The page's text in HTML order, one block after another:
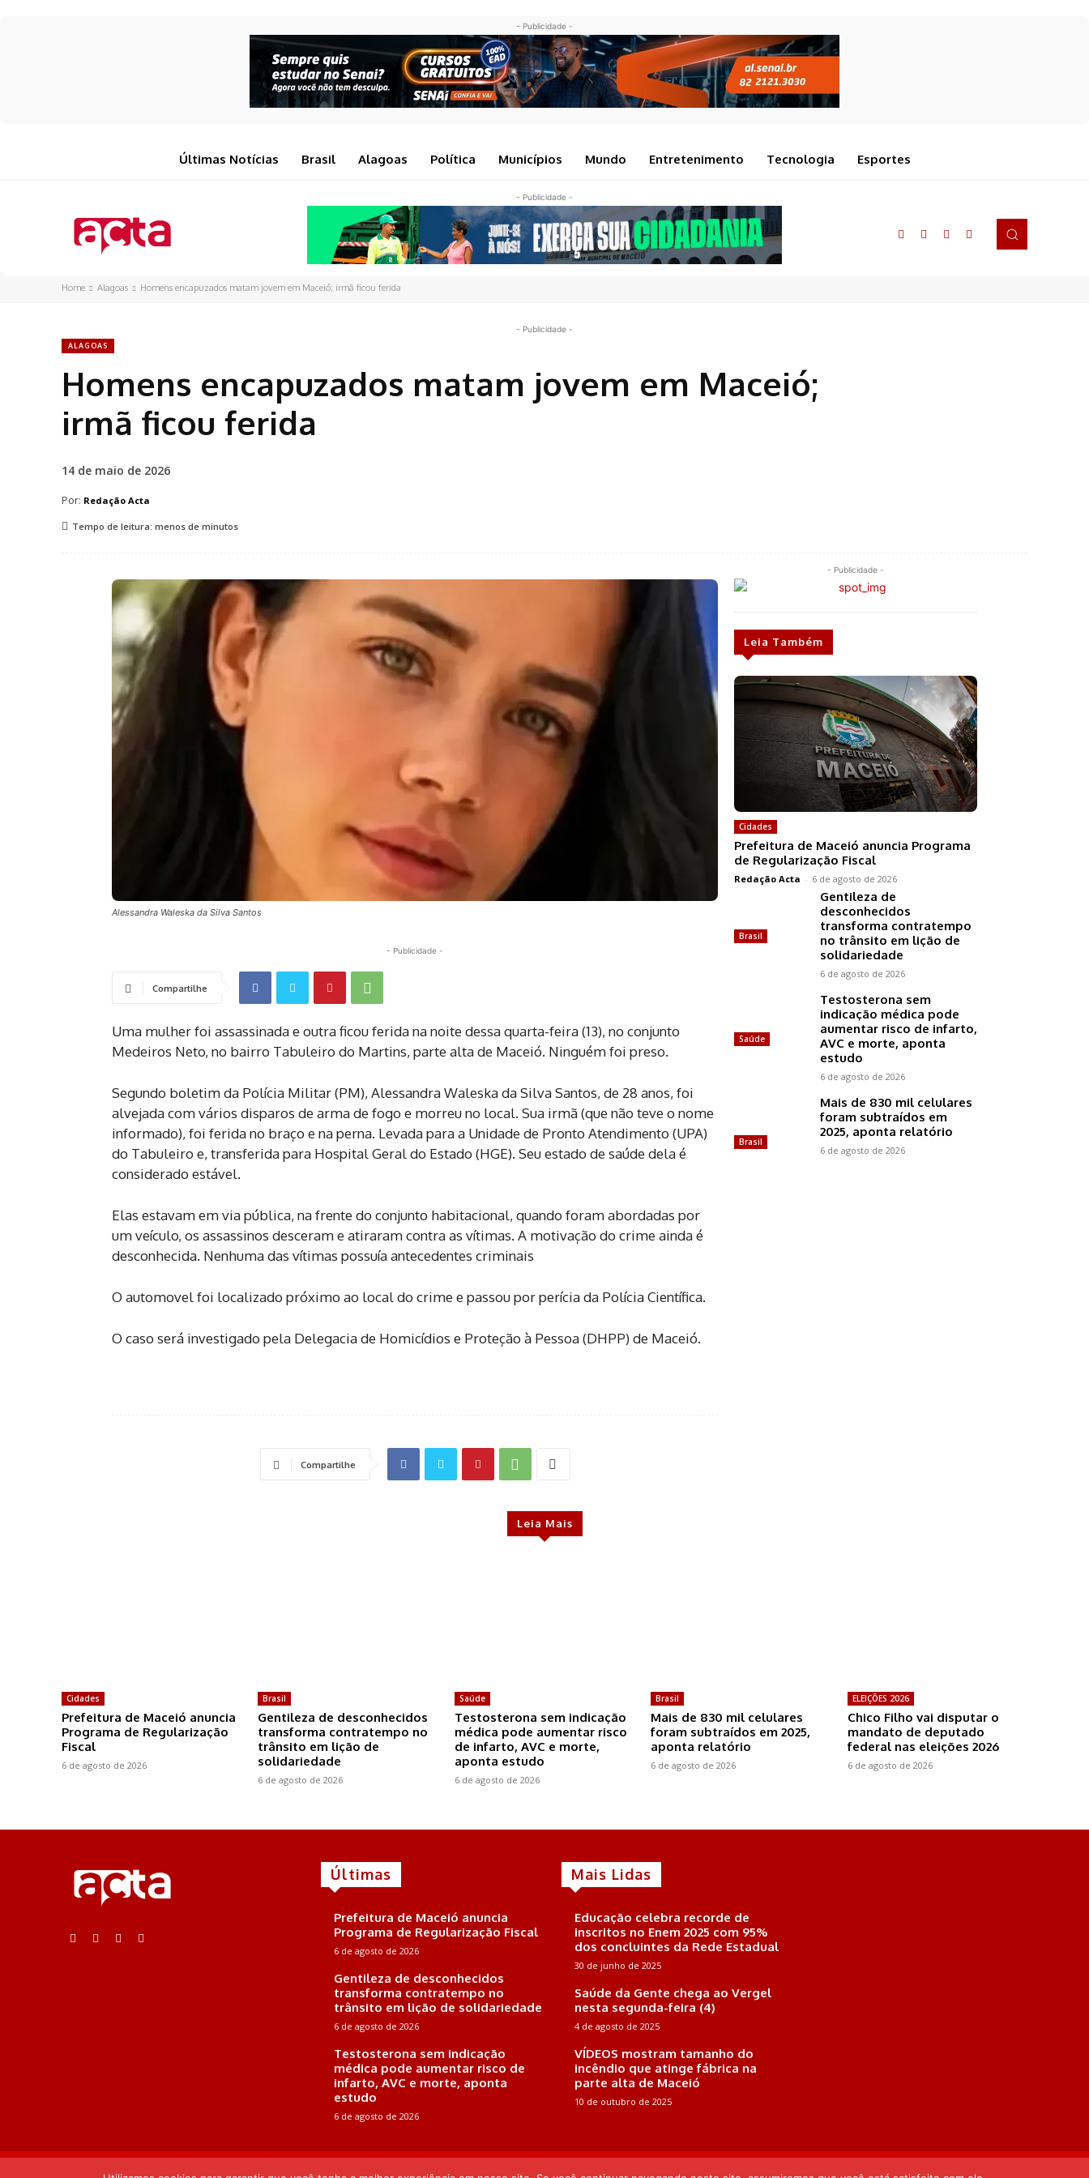
- Publicidade -
Últimas Notícias Brasil Alagoas Política Municípios Mundo Entretenimento Tecnologia Esportes
- Publicidade -
Home Alagoas Homens encapuzados matam jovem em Maceió; irmã ficou ferida
- Publicidade -
ALAGOAS
Homens encapuzados matam jovem em Maceió;
irmã ficou ferida
14 de maio de 2026
Por: Redação Acta
Tempo de leitura: menos de minutos
Alessandra Waleska da Silva Santos
- Publicidade -
Compartilhe
Uma mulher foi assassinada e outra ficou ferida na noite dessa quarta-feira (13), no conjunto
Medeiros Neto, no bairro Tabuleiro do Martins, parte alta de Maceió. Ninguém foi preso.
Segundo boletim da Polícia Militar (PM), Alessandra Waleska da Silva Santos, de 28 anos, foi
alvejada com vários disparos de arma de fogo e morreu no local. Sua irmã (que não teve o nome
informado), foi ferida no braço e na perna. Levada para a Unidade de Pronto Atendimento (UPA)
do Tabuleiro e, transferida para Hospital Geral do Estado (HGE). Seu estado de saúde dela é
considerado estável.
Elas estavam em via pública, na frente do conjunto habitacional, quando foram abordadas por
um veículo, os assassinos desceram e atiraram contra as vítimas. A motivação do crime ainda é
desconhecida. Nenhuma das vítimas possuía antecedentes criminais
O automovel foi localizado próximo ao local do crime e passou por perícia da Polícia Científica.
O caso será investigado pela Delegacia de Homicídios e Proteção à Pessoa (DHPP) de Maceió.
Compartilhe
- Publicidade -
Leia Também
Cidades
Prefeitura de Maceió anuncia Programa
de Regularização Fiscal
Redação Acta - 6 de agosto de 2026
Brasil
Gentileza de
desconhecidos
transforma contratempo
no trânsito em lição de
solidariedade
6 de agosto de 2026
Saúde
Testosterona sem
indicação médica pode
aumentar risco de infarto,
AVC e morte, aponta
estudo
6 de agosto de 2026
Brasil
Mais de 830 mil celulares
foram subtraídos em
2025, aponta relatório
6 de agosto de 2026
Leia Mais
Cidades
Prefeitura de Maceió anuncia
Programa de Regularização
Fiscal
6 de agosto de 2026
Brasil
Gentileza de desconhecidos
transforma contratempo no
trânsito em lição de
solidariedade
6 de agosto de 2026
Saúde
Testosterona sem indicação
médica pode aumentar risco
de infarto, AVC e morte,
aponta estudo
6 de agosto de 2026
Brasil
Mais de 830 mil celulares
foram subtraídos em 2025,
aponta relatório
6 de agosto de 2026
ELEIÇÕES 2026
Chico Filho vai disputar o
mandato de deputado
federal nas eleições 2026
6 de agosto de 2026
Últimas
Prefeitura de Maceió anuncia
Programa de Regularização Fiscal
6 de agosto de 2026
Gentileza de desconhecidos
transforma contratempo no
trânsito em lição de solidariedade
6 de agosto de 2026
Testosterona sem indicação
médica pode aumentar risco de
infarto, AVC e morte, aponta
estudo
6 de agosto de 2026
Mais Lidas
Educação celebra recorde de
inscritos no Enem 2025 com 95%
dos concluintes da Rede Estadual
30 de junho de 2025
Saúde da Gente chega ao Vergel
nesta segunda-feira (4)
4 de agosto de 2025
VÍDEOS mostram tamanho do
incêndio que atinge fábrica na
parte alta de Maceió
10 de outubro de 2025